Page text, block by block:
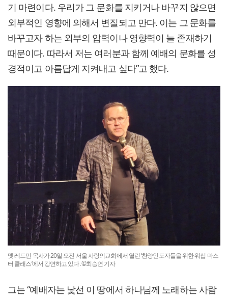
기 마련이다. 우리가 그 문화를 지키거나 바꾸지 않으면
외부적인 영향에 의해서 변질되고 만다. 이는 그 문화를
바꾸고자 하는 외부의 압력이나 영향력이 늘 존재하기
때문이다. 따라서 저는 여러분과 함께 예배의 문화를 성
경적이고 아름답게 지켜내고 싶다”고 했다.
맷 레드먼 목사가 20일 오전 서울 사랑의교회에서 열린 ‘찬양인도자들을 위한 워십 마스
터 클래스’에서 강연하고 있다. ©최승연 기자
그는 “예배자는 낯선 이 땅에서 하나님께 노래하는 사람